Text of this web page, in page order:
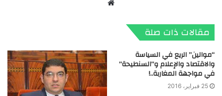
مقالات ذات صلة
“موالين” الريع في السياسة
والاقتصاد والإعلام و”السنطيحة”
في مواجهة المغاربة..!
25 فبراير، 2016